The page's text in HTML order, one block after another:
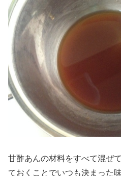
甘酢あんの材料をすべて混ぜ
ておくことでいつも決まった